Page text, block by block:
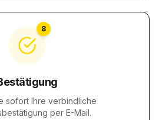
8
sofort Ihre verbindliche
per E-Mail.